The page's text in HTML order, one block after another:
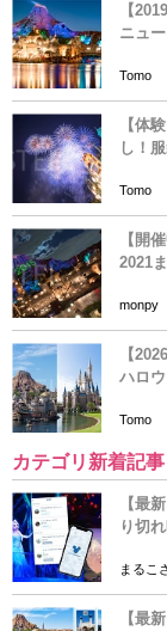
【
ニュ
Tomo
【体
し！
Tomo
【開
2021
monpy
【
ハロ
Tomo
カテゴリ新着記事
【最
り切
まるこ
【最